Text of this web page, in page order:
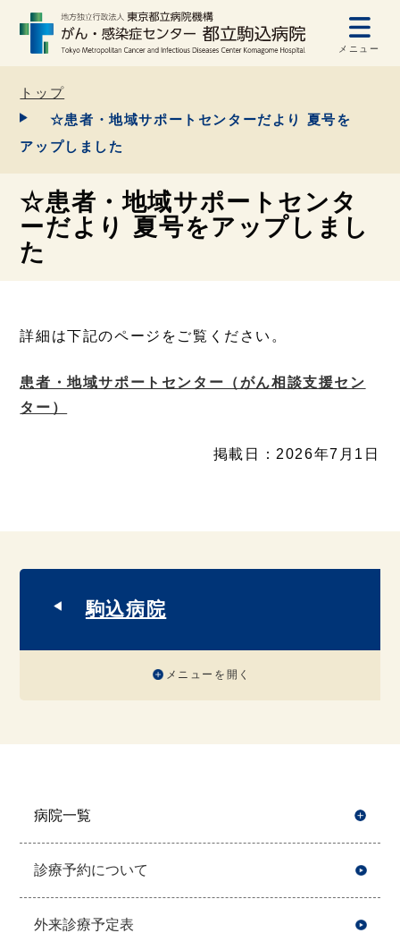
メニュー
トップ
☆患者・地域サポートセンターだより 夏号を
アップしました
☆患者・地域サポートセンタ
ーだより 夏号をアップしまし
た
詳細は下記のページをご覧ください。
患者・地域サポートセンター（がん相談支援セン
ター）
掲載日：2026年7月1日
駒込病院
メニューを開く
病院一覧
診療予約について
外来診療予定表